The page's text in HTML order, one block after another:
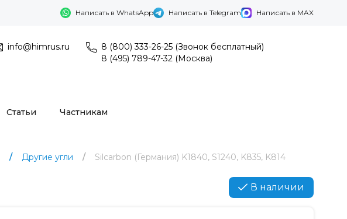
Написать в WhatsApp Написать в Telegram Написать в MAX
info@himrus.ru
8 (800) 333-26-25 (Звонок бесплатный)
8 (495) 789-47-32 (Москва)
Статьи Частникам
Другие угли Silcarbon (Германия) K1840, S1240, K835, K814
В наличии